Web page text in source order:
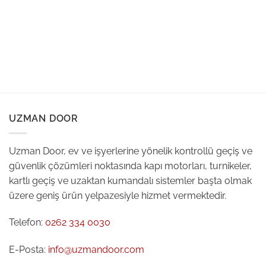
UZMAN DOOR
Uzman Door, ev ve işyerlerine yönelik kontrollü geçiş ve
güvenlik çözümleri noktasında kapı motorları, turnikeler,
kartlı geçiş ve uzaktan kumandalı sistemler başta olmak
üzere geniş ürün yelpazesiyle hizmet vermektedir.
Telefon: 0262 334 0030
E-Posta: info@uzmandoor.com